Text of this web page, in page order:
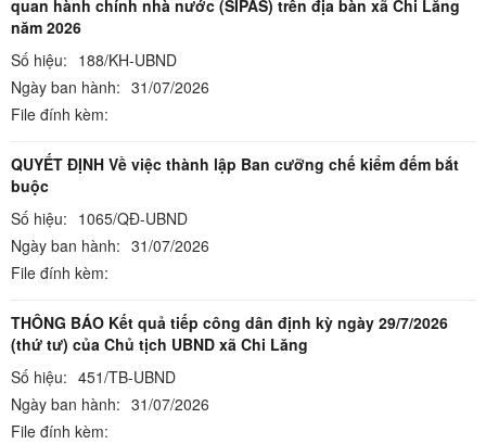
quan hành chính nhà nước (SIPAS) trên địa bàn xã Chi Lăng
năm 2026
Số hiệu: 188/KH-UBND
Ngày ban hành: 31/07/2026
File đính kèm:
QUYẾT ĐỊNH Về việc thành lập Ban cưỡng chế kiểm đếm bắt
buộc
Số hiệu: 1065/QĐ-UBND
Ngày ban hành: 31/07/2026
File đính kèm:
THÔNG BÁO Kết quả tiếp công dân định kỳ ngày 29/7/2026
(thứ tư) của Chủ tịch UBND xã Chi Lăng
Số hiệu: 451/TB-UBND
Ngày ban hành: 31/07/2026
File đính kèm: